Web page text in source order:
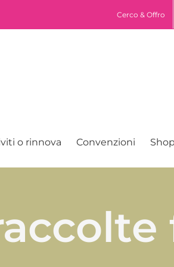
Cerco & Offro
o rinnova Convenzioni Shop